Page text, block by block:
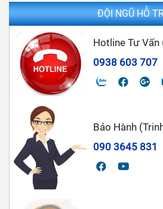
Sự khác nhau giữa
Analog
Camera Analog là
điểm của camera
ĐỘI NGŨ HỖ
Hotline Tư Vấn
0938 603 707
Bảo Hành
090 3645 831